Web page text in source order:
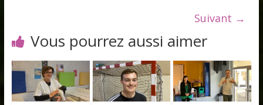
Suivant →
Vous pourrez aussi aimer